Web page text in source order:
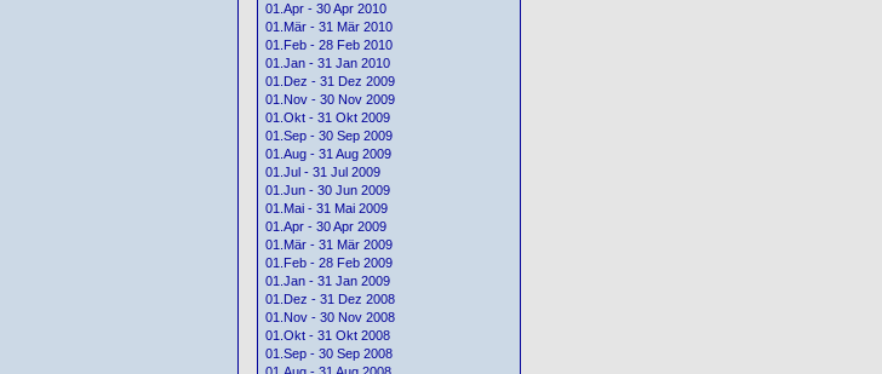
01.Apr - 30 Apr 2010
01.Mär - 31 Mär 2010
01.Feb - 28 Feb 2010
01.Jan - 31 Jan 2010
01.Dez - 31 Dez 2009
01.Nov - 30 Nov 2009
01.Okt - 31 Okt 2009
01.Sep - 30 Sep 2009
01.Aug - 31 Aug 2009
01.Jul - 31 Jul 2009
01.Jun - 30 Jun 2009
01.Mai - 31 Mai 2009
01.Apr - 30 Apr 2009
01.Mär - 31 Mär 2009
01.Feb - 28 Feb 2009
01.Jan - 31 Jan 2009
01.Dez - 31 Dez 2008
01.Nov - 30 Nov 2008
01.Okt - 31 Okt 2008
01.Sep - 30 Sep 2008